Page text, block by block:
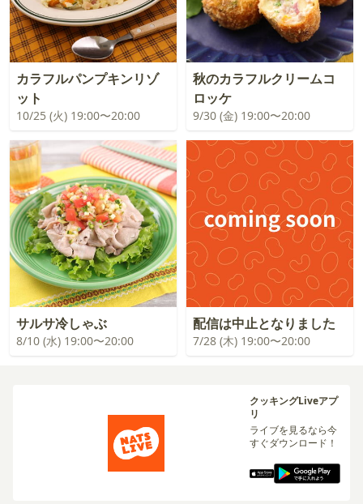
カラフルパンプキンリゾ
ット
10/25 (火) 19:00〜20:00
秋のカラフルクリームコ
ロッケ
9/30 (金) 19:00〜20:00
サルサ冷しゃぶ
8/10 (水) 19:00〜20:00
配信は中止となりました
7/28 (木) 19:00〜20:00
クッキングLiveアプ
リ
ライブを見るなら今
すぐダウンロード！